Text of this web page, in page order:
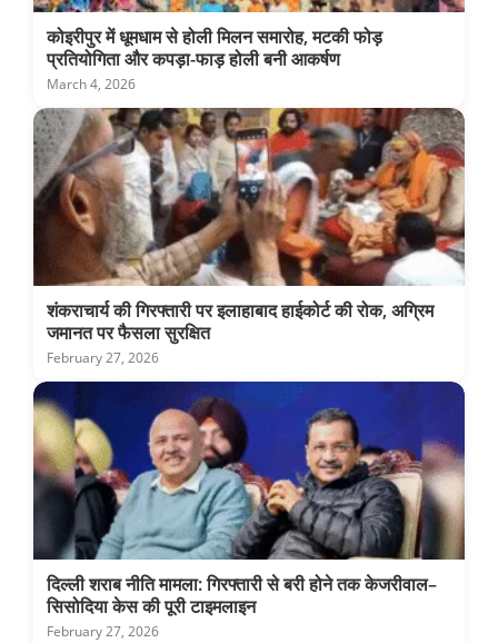
कोइरीपुर में धूमधाम से होली मिलन समारोह, मटकी फोड़
प्रतियोगिता और कपड़ा-फाड़ होली बनी आकर्षण
March 4, 2026
शंकराचार्य की गिरफ्तारी पर इलाहाबाद हाईकोर्ट की रोक, अग्रिम
जमानत पर फैसला सुरक्षित
February 27, 2026
दिल्ली शराब नीति मामला: गिरफ्तारी से बरी होने तक केजरीवाल–
सिसोदिया केस की पूरी टाइमलाइन
February 27, 2026